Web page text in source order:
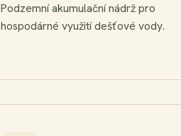
Podzemní akumulační nádrž pro
hospodárné využití dešťové vody.